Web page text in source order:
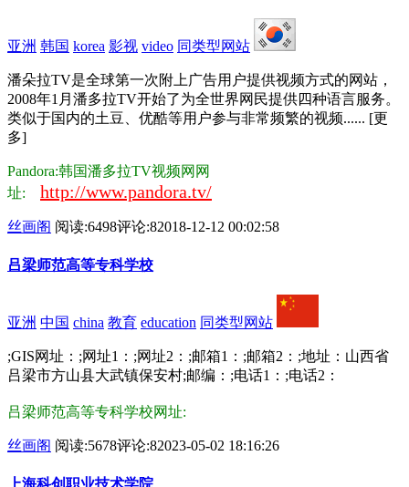
亚洲 韩国 korea 影视 video 同类型网站
潘朵拉TV是全球第一次附上广告用户提供视频方式的网站，
2008年1月潘多拉TV开始了为全世界网民提供四种语言服务。
类似于国内的土豆、优酷等用户参与非常频繁的视频...... [更
多]
Pandora:韩国潘多拉TV视频网网
址: http://www.pandora.tv/
丝画阁 阅读:6498评论:82018-12-12 00:02:58
吕梁师范高等专科学校
亚洲 中国 china 教育 education 同类型网站
;GIS网址：;网址1：;网址2：;邮箱1：;邮箱2：;地址：山西省
吕梁市方山县大武镇保安村;邮编：;电话1：;电话2：
吕梁师范高等专科学校网址:
丝画阁 阅读:5678评论:82023-05-02 18:16:26